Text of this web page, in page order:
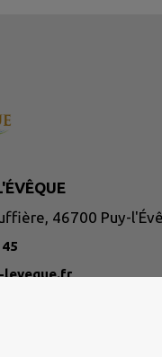
46700 Puy-
leveque.fr